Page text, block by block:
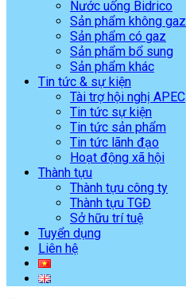
Nước uống Bidrico
Sản phẩm không gaz
Sản phẩm có gaz
Sản phẩm bổ sung
Sản phẩm khác
Tin tức & sự kiện
Tài trợ hội nghị APEC
Tin tức sự kiện
Tin tức sản phẩm
Tin tức lãnh đạo
Hoạt động xã hội
Thành tựu
Thành tựu công ty
Thành tựu TGĐ
Sở hữu trí tuệ
Tuyển dụng
Liên hệ